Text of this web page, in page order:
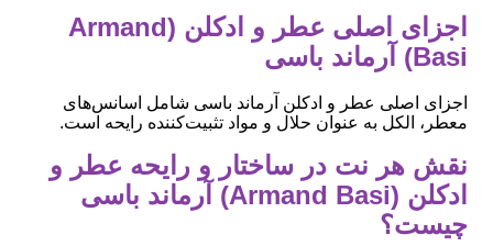
اجزای اصلی عطر و ادکلن (Armand
Basi) آرماند باسی
اجزای اصلی عطر و ادکلن آرماند باسی شامل اسانس‌های
معطر، الکل به عنوان حلال و مواد تثبیت‌کننده رایحه است.
نقش هر نت در ساختار و رایحه عطر و
ادکلن (Armand Basi) آرماند باسی
چیست؟